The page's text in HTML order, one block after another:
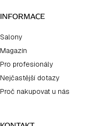
INFORMACE
Salony
Magazín
Pro profesionály
Nejčastější dotazy
Proč nakupovat u nás